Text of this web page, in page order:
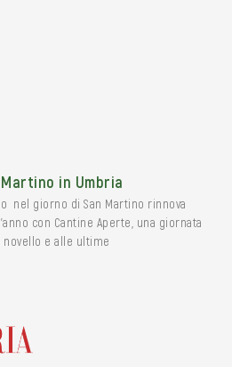
in Umbria
nel giorno di San Martino rinnova
con Cantine Aperte, una giornata
e alle ultime